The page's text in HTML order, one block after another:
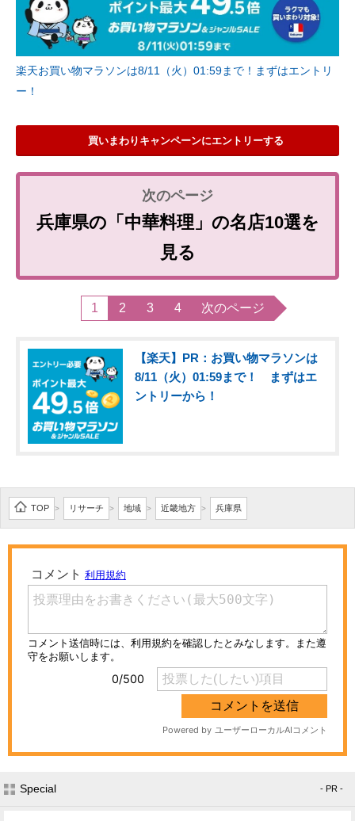
楽天お買い物マラソンは8/11（火）01:59まで！まずはエントリ
ー！
買いまわりキャンペーンにエントリーする
兵庫県の「中華料理」の名店10選を
見る
1 2 3 4 次のページ
【楽天】PR：お買い物マラソンは
8/11（火）01:59まで！ まずはエ
ントリーから！
TOP > リサーチ > 地域 > 近畿地方 > 兵庫県
Special - PR -